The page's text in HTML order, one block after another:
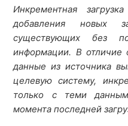
Статистика загрузок
Инкрементная
добавления новых
существующих без
информации. В отличие
данные из источника
целевую систему,
только с теми
момента последней